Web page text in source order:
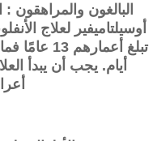
البالغون
أوسيلتاميفير لعلاج
أيام. يجب أن يبدأ